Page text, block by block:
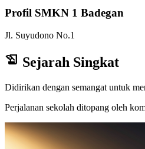
Profil SMKN 1 Badegan
Jl. Suyudono No.1
history_edu Sejarah Singkat
Didirikan dengan semangat untuk
Perjalanan sekolah ditopang oleh